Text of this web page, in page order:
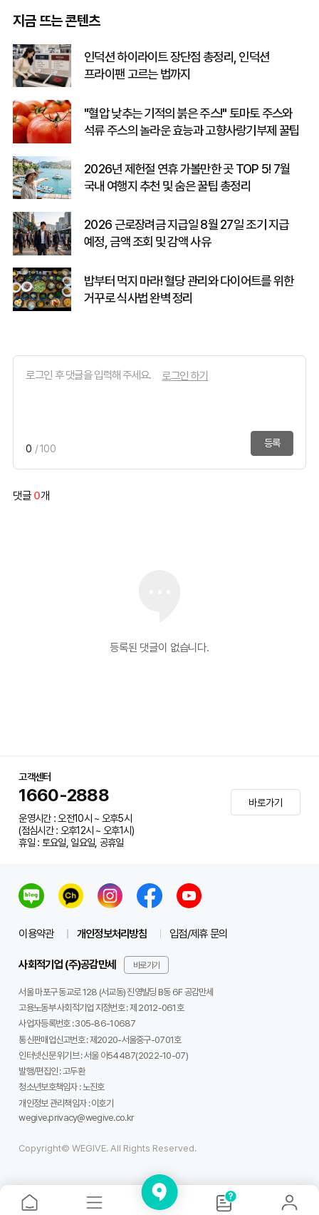
지금 뜨는 콘텐츠
인덕션 하이라이트 장단점 총정리, 인덕션
프라이팬 고르는 법까지
"혈압 낮추는 기적의 붉은 주스!" 토마토 주스와
석류 주스의 놀라운 효능과 고향사랑기부제 꿀팁
2026년 제헌절 연휴 가볼만한 곳 TOP 5! 7월
국내 여행지 추천 및 숨은 꿀팁 총정리
2026 근로장려금 지급일 8월 27일 조기 지급
예정, 금액 조회 및 감액 사유
밥부터 먹지 마라! 혈당 관리와 다이어트를 위한
거꾸로 식사법 완벽 정리
로그인 하기
0 / 100 등록
댓글 0개
등록된 댓글이 없습니다.
고객센터
1660-2888
운영시간 : 오전10시 ~ 오후5시
(점심시간 : 오후12시 ~ 오후1시)
휴일 : 토요일, 일요일, 공휴일
바로가기
이용약관 개인정보처리방침 입점/제휴 문의
사회적기업 (주)공감만세 바로가기
서울 마포구 동교로 128 (서교동) 진영빌딩 B동 6F 공감만세
고용노동부 사회적기업 지정번호 : 제 2012-061호
사업자등록번호 :305-86-10687
통신판매업신고번호 :제2020-서울중구-0701호
인터넷신문 위기브 :서울 아54487(2022-10-07)
발행/편집인 :고두환
청소년보호책임자 :노진호
개인정보 관리책임자 :이호기
wegive.privacy@wegive.co.kr
Copyright© WEGIVE. All Rights Reserved.